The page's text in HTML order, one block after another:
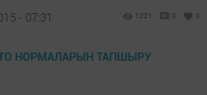
- 07:31 1221 0 0